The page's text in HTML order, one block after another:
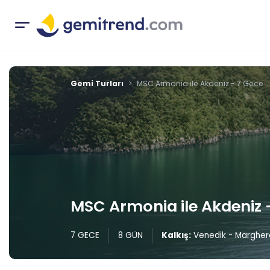
Gemi Turları MSC Armonia ile Akdeniz - 7 Gece
MSC Armonia ile Akdeniz
7 GECE 8 GÜN Kalkış: Venedik -